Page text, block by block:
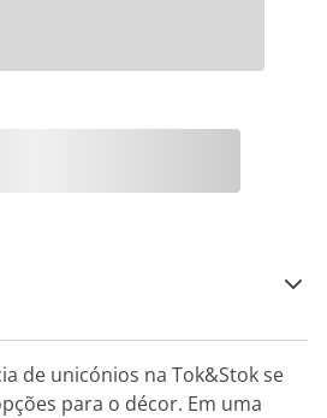
de unicónios na Tok&Stok se
para o décor. Em uma